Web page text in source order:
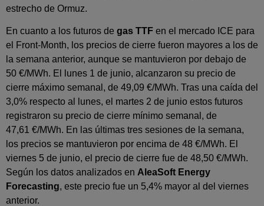
estrecho de Ormuz.
En cuanto a los futuros de gas TTF en el mercado ICE para
el Front‑Month, los precios de cierre fueron mayores a los de
la semana anterior, aunque se mantuvieron por debajo de
50 €/MWh. El lunes 1 de junio, alcanzaron su precio de
cierre máximo semanal, de 49,09 €/MWh. Tras una caída del
3,0% respecto al lunes, el martes 2 de junio estos futuros
registraron su precio de cierre mínimo semanal, de
47,61 €/MWh. En las últimas tres sesiones de la semana,
los precios se mantuvieron por encima de 48 €/MWh. El
viernes 5 de junio, el precio de cierre fue de 48,50 €/MWh.
Según los datos analizados en AleaSoft Energy
Forecasting, este precio fue un 5,4% mayor al del viernes
anterior.